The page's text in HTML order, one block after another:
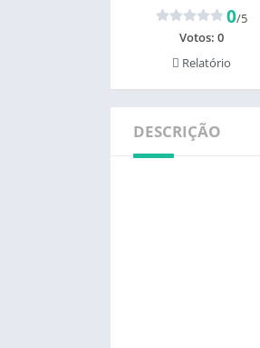
0/5
Votos: 0
Relatório
DESCRIÇÃO